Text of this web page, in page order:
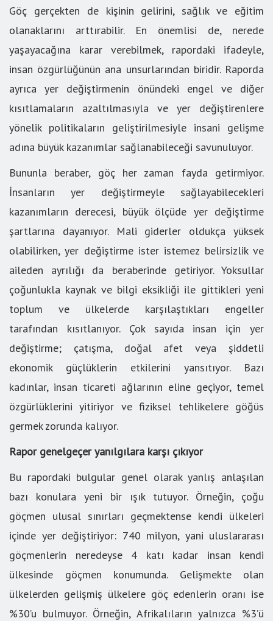
Göç gerçekten de kişinin gelirini, sağlık ve eğitim
olanaklarını arttırabilir. En önemlisi de, nerede
yaşayacağına karar verebilmek, rapordaki ifadeyle,
insan özgürlüğünün ana unsurlarından biridir. Raporda
ayrıca yer değiştirmenin önündeki engel ve diğer
kısıtlamaların azaltılmasıyla ve yer değiştirenlere
yönelik politikaların geliştirilmesiyle insani gelişme
adına büyük kazanımlar sağlanabileceği savunuluyor.
Bununla beraber, göç her zaman fayda getirmiyor.
İnsanların yer değiştirmeyle sağlayabilecekleri
kazanımların derecesi, büyük ölçüde yer değiştirme
şartlarına dayanıyor. Mali giderler oldukça yüksek
olabilirken, yer değiştirme ister istemez belirsizlik ve
aileden ayrılığı da beraberinde getiriyor. Yoksullar
çoğunlukla kaynak ve bilgi eksikliği ile gittikleri yeni
toplum ve ülkelerde karşılaştıkları engeller
tarafından kısıtlanıyor. Çok sayıda insan için yer
değiştirme; çatışma, doğal afet veya şiddetli
ekonomik güçlüklerin etkilerini yansıtıyor. Bazı
kadınlar, insan ticareti ağlarının eline geçiyor, temel
özgürlüklerini yitiriyor ve fiziksel tehlikelere göğüs
germek zorunda kalıyor.
Rapor genelgeçer yanılgılara karşı çıkıyor
Bu rapordaki bulgular genel olarak yanlış anlaşılan
bazı konulara yeni bir ışık tutuyor. Örneğin, çoğu
göçmen ulusal sınırları geçmektense kendi ülkeleri
içinde yer değiştiriyor: 740 milyon, yani uluslararası
göçmenlerin neredeyse 4 katı kadar insan kendi
ülkesinde göçmen konumunda. Gelişmekte olan
ülkelerden gelişmiş ülkelere göç edenlerin oranı ise
%30’u bulmuyor. Örneğin, Afrikalıların yalnızca %3’ü